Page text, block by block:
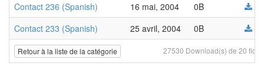
Contact 236 (Spanish)
16 mai, 2004
0B
Contact 233 (Spanish)
25 avril, 2004 0B
Retour à la liste de la catégorie 27530 Download(s) de 20